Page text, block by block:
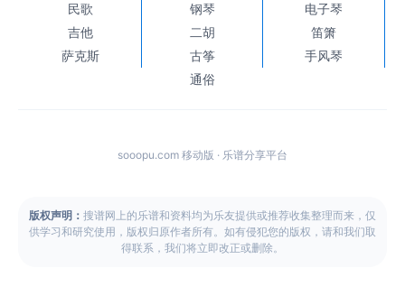
民歌 钢琴
电子琴
吉他
二胡
笛箫
萨克斯
古筝
手风琴
通俗
sooopu.com 移动版 · 乐谱分享平台
版权声明： 搜谱网上的乐谱和资料均为乐友提供或推荐收集整理而来，仅
供学习和研究使用，版权归原作者所有。如有侵犯您的版权，请和我们取
得联系，我们将立即改正或删除。